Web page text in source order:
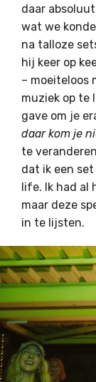
daar
wat we
na talloze
hij keer op
– moeiteloos
muziek op te
gave om je
daar kom je
te
dat ik een set
life. Ik had al
maar deze
in te lijsten.